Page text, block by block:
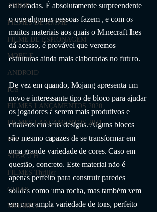
ANIME
FILMES DE ANIME
FILME DE ESPIONAGEM
MOBILE
ANDROID
IOS
FILMES LANÇAMENTOS 2020
FILMES LANÇAMENTOS 2021
RTS
STEALTH
FILMES Thriller
GUIAS
MMORPG
elaboradas. É absolutamente surpreendente
o que algumas pessoas fazem , e com os
muitos materiais aos quais o Minecraft lhes
dá acesso, é provável que veremos
estruturas ainda mais elaboradas no futuro.
De vez em quando, Mojang apresenta um
novo e interessante tipo de bloco para ajudar
os jogadores a serem mais produtivos e
criativos em seus designs. Alguns blocos
são mesmo capazes de se transformar em
uma grande variedade de cores. Caso em
questão, concreto. Este material não é
apenas perfeito para construir paredes
sólidas como uma rocha, mas também vem
em uma ampla variedade de tons, perfeito